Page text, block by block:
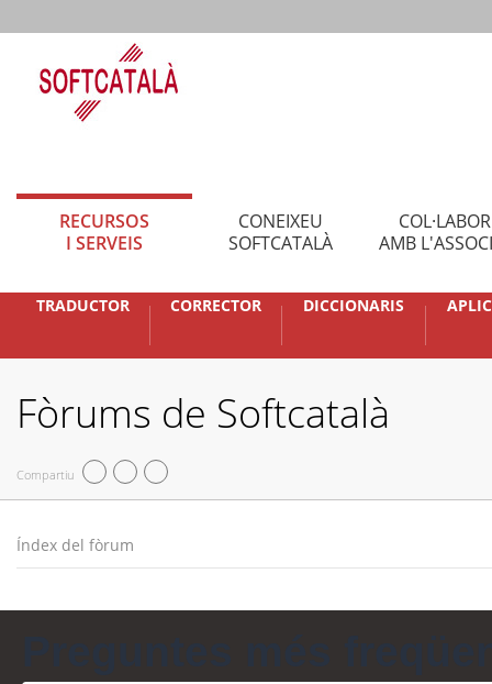
RECURSOS
I SERVEIS
CONEIXEU
SOFTCATALÀ
AMB
TRADUCTOR CORRECTOR DICCIONARIS
Fòrums de Softcatalà
Compartiu
Índex del fòrum